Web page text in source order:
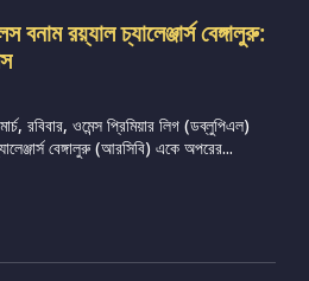
রয়্যাল চ্যালেঞ্জার্স বেঙ্গালুরু:
ওমেন্স প্রিমিয়ার লিগ (ডব্লুপিএল)
বেঙ্গালুরু (আরসিবি) একে অপরের...